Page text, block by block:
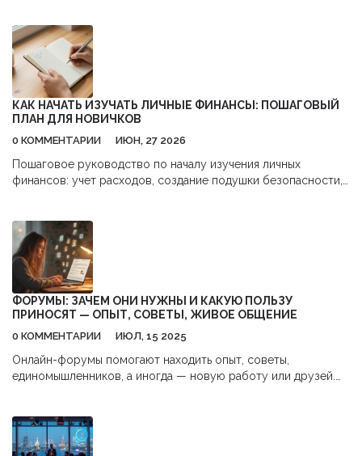
КАК НАЧАТЬ ИЗУЧАТЬ ЛИЧНЫЕ ФИНАНСЫ: ПОШАГОВЫЙ
ПЛАН ДЛЯ НОВИЧКОВ
0 КОММЕНТАРИИ ИЮН, 27 2026
Пошаговое руководство по началу изучения личных
финансов: учет расходов, создание подушки безопасности,
ФОРУМЫ: ЗАЧЕМ ОНИ НУЖНЫ И КАКУЮ ПОЛЬЗУ
ПРИНОСЯТ — ОПЫТ, СОВЕТЫ, ЖИВОЕ ОБЩЕНИЕ
0 КОММЕНТАРИИ ИЮЛ, 15 2025
Онлайн-форумы помогают находить опыт, советы,
единомышленников, а иногда — новую работу или друзей.